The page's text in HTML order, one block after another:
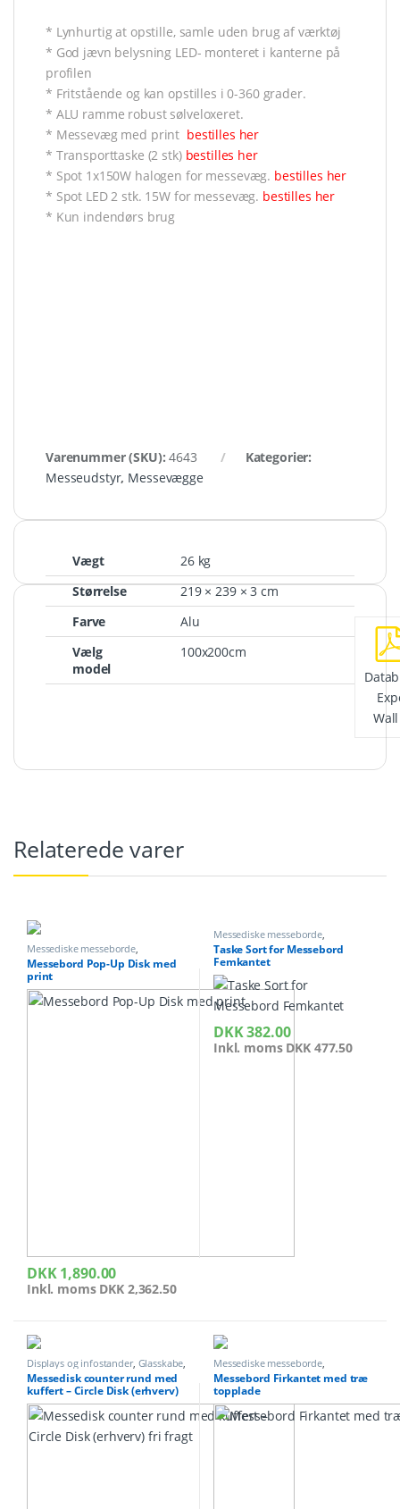
* Lynhurtig at opstille, samle uden brug af værktøj
* God jævn belysning LED- monteret i kanterne på
profilen
* Fritstående og kan opstilles i 0-360 grader.
* ALU ramme robust sølveloxeret.
* Messevæg med print bestilles her
* Transporttaske (2 stk) bestilles her
* Spot 1x150W halogen for messevæg. bestilles her
* Spot LED 2 stk. 15W for messevæg. bestilles her
* Kun indendørs brug
Varenummer (SKU):4643
Kategorier:
Messeudstyr, Messevægge
Vægt
26 kg
Størrelse
219 × 239 × 3 cm
Farve
Alu
Vælg
model
100x200cm
Relaterede varer
Messediske messeborde
Messeudstyr
Messebord Pop-Up Disk med
print
DKK1,890.00
Inkl. moms DKK 2,362.50
Messediske messeborde
Messeudstyr
Taske Sort for Messebord
Femkantet
DKK382.00
Inkl. moms DKK 477.50
Displays og infostander, Glasskabe
Messediske messeborde
Messeudstyr
Messedisk counter rund med
kuffert – Circle Disk (erhverv)
fri fragt
Messediske messeborde
Messeudstyr
Messebord Firkantet med træ
topplade